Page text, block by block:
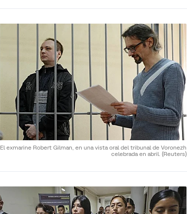
El exmarine Robert Gilman, en una vista oral del tribunal de Voronezh
celebrada en abril. (Reuters)